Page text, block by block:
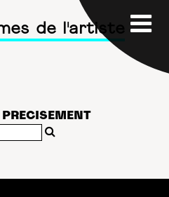
de l'artiste
PRECISEMENT